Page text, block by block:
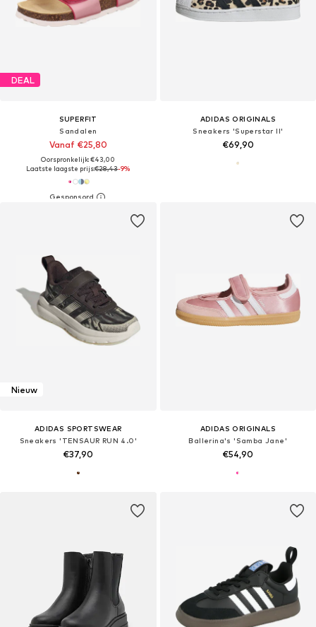
DEAL
SUPERFIT
Sandalen
Vanaf €25,80
Oorspronkelijk: €43,00
Laatste laagste prijs:€28,43-9%
ADIDAS ORIGINALS
Sneakers 'Superstar II'
€69,90
Nieuw
ADIDAS SPORTSWEAR
Sneakers 'TENSAUR RUN 4.0'
€37,90
ADIDAS ORIGINALS
Ballerina's 'Samba Jane'
€54,90